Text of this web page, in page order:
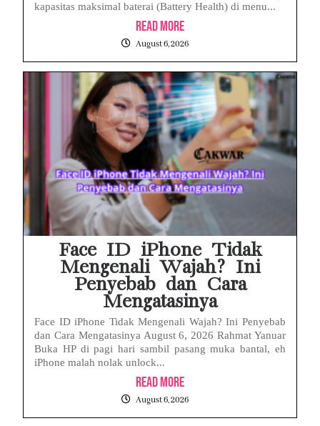
kapasitas maksimal baterai (Battery Health) di menu...
Read More
August 6, 2026
Face ID iPhone Tidak
Mengenali Wajah? Ini
Penyebab dan Cara
Mengatasinya
Face ID iPhone Tidak Mengenali Wajah? Ini Penyebab
dan Cara Mengatasinya August 6, 2026 Rahmat Yanuar
Buka HP di pagi hari sambil pasang muka bantal, eh
iPhone malah nolak unlock...
Read More
August 6, 2026